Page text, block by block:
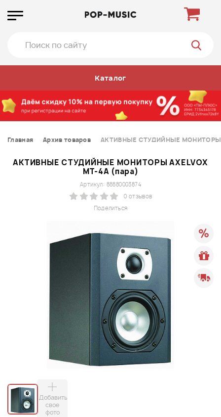
Каталог
Главная Архив товаров АКТИВНЫЕ СТУДИЙНЫЕ МОНИТОРЫ
АКТИВНЫЕ СТУДИЙНЫЕ МОНИТОРЫ AXELVOX
MT-4A (пара)
Поделиться
Артикул: 88880003874
0 отзывов
Добавить
свое
фото